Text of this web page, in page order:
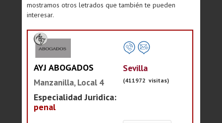
mostramos otros letrados que también te pueden
interesar.
AYJ ABOGADOS
Manzanilla, Local 4
Especialidad Juridica:
penal
Sevilla
(411972 visitas)